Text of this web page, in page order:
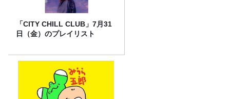
「CITY CHILL CLUB」7月31
日（金）のプレイリスト